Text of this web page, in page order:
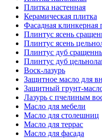
Плитка настенная
Керамическая плитка
Фасадная клинкерная
Плинтус ясень
Плинтус ясень
Плинтус дуб
Плинтус дуб
Воск-лазурь
Защитное масло для
Защитный грунт-
Лазурь с пчелиным
Масло для мебели
Масло для столешниц
Масло для террас
Масло для фасада